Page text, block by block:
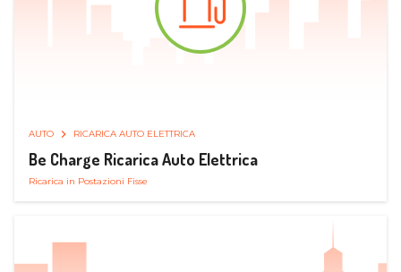
AUTO RICARICA AUTO ELETTRICA
Be Charge Ricarica Auto Elettrica
Ricarica in Postazioni Fisse